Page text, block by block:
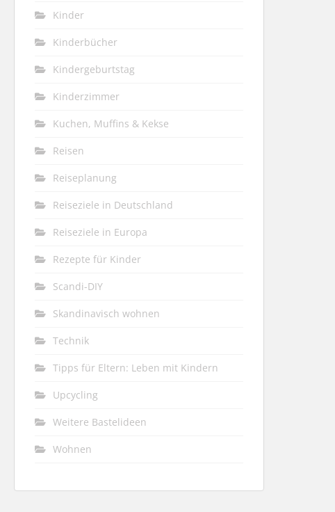
Kinder
Kinderbücher
Kindergeburtstag
Kinderzimmer
Kuchen, Muffins & Kekse
Reisen
Reiseplanung
Reiseziele in Deutschland
Reiseziele in Europa
Rezepte für Kinder
Scandi-DIY
Skandinavisch wohnen
Technik
Tipps für Eltern: Leben mit Kindern
Upcycling
Weitere Bastelideen
Wohnen